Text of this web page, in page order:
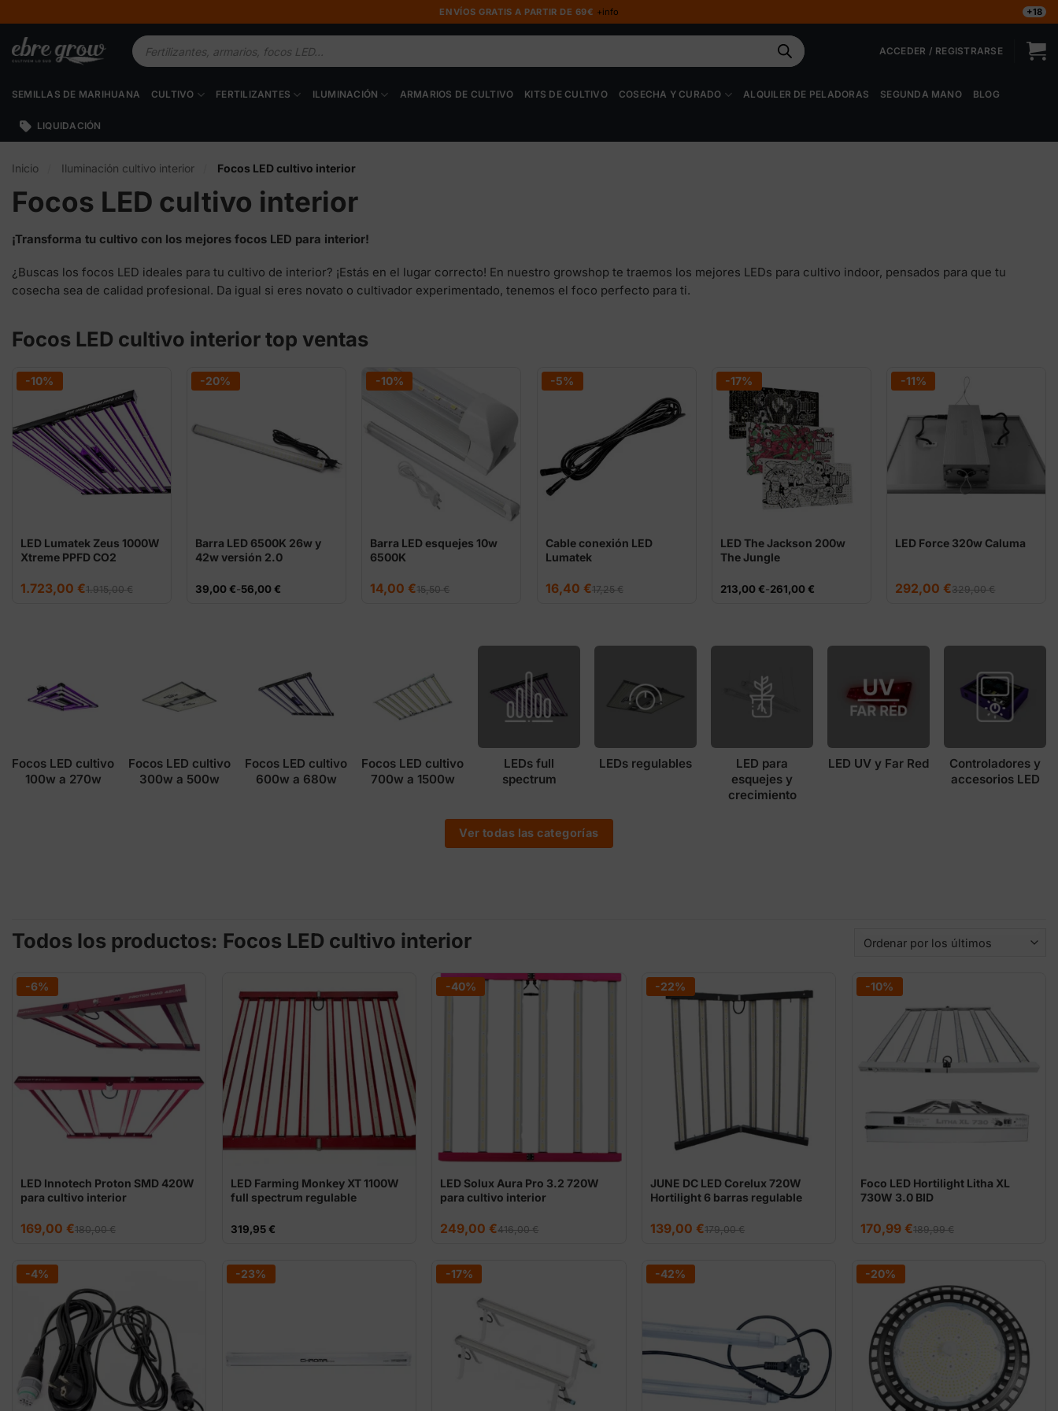
al
contenido
ENVÍOS GRATIS A PARTIR DE 69€ +info +18
Búsqueda
de
productos
ACCEDER / REGISTRARSE
SEMILLAS DE MARIHUANA CULTIVO FERTILIZANTES ILUMINACIÓN ARMARIOS DE CULTIVO KITS DE CULTIVO COSECHA Y CURADO ALQUILER DE PELADORAS SEGUNDA MANO BLOG
LIQUIDACIÓN
Inicio Iluminación cultivo interior Focos LED cultivo interior
Focos LED cultivo interior
¡Transforma tu cultivo con los mejores focos LED para interior!
¿Buscas los focos LED ideales para tu cultivo de interior? ¡Estás en el lugar correcto! En nuestro growshop te traemos los mejores LEDs para cultivo indoor, pensados para que tu
cosecha sea de calidad profesional. Da igual si eres novato o cultivador experimentado, tenemos el foco perfecto para ti.
Focos LED cultivo interior top ventas
-10%
LED Lumatek Zeus 1000W
Xtreme PPFD CO2
1.915,00€
El
precio
1.723,00 €
El
precio
-20%
Barra LED 6500K 26w y
42w versión 2.0
39,00€-56,00€
Rango
-10%
Barra LED esquejes 10w
6500K
15,50€
El
precio
14,00€
El
precio
-5%
Cable conexión LED
Lumatek
17,25€
El
precio
16,40 €
El
precio
-17%
LED The Jackson 200w
The Jungle
213,00€-261,00€
Rango
261,00 €
-11%
LED Force 320w Caluma
329,00€
El
precio
292,00€
El
precio
Focos LED cultivo
100w a 270w
Focos LED cultivo
300w a 500w
Focos LED cultivo
600w a 680w
Focos LED cultivo
700w a 1500w
LEDs full
spectrum
LEDs regulables
LED para
esquejes y
crecimiento
LED UV y Far Red
Controladores y
accesorios LED
Ver todas las categorías
Todos los productos: Focos LED cultivo interior
-6%
LED Innotech Proton SMD 420W
para cultivo interior
180,00€
El
precio
180,00 €.
169,00 €
El
precio
169,00 €.
LED Farming Monkey XT 1100W
full spectrum regulable
319,95€
-40%
LED Solux Aura Pro 3.2 720W
para cultivo interior
416,00€
El
precio
416,00 €.
249,00€
El
precio
249,00 €.
-22%
JUNE DC LED Corelux 720W
Hortilight 6 barras regulable
179,00€
El
precio
179,00 €.
139,00€
El
precio
139,00 €.
-10%
Foco LED Hortilight Litha XL
730W 3.0 BID
189,99€
El
precio
189,99 €.
170,99 €
El
precio
170,99 €.
-4% -23% -17% -42% -20%